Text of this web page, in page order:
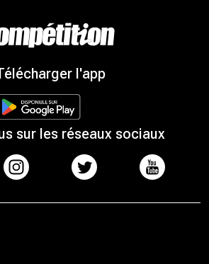
l'app
sur les réseaux sociaux